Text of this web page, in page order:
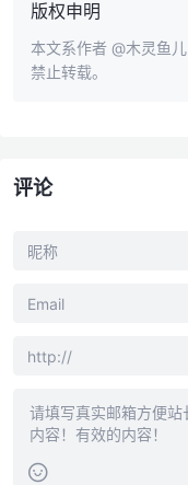
版权申明
本文系作者 @木灵鱼儿
禁止转载。
评论